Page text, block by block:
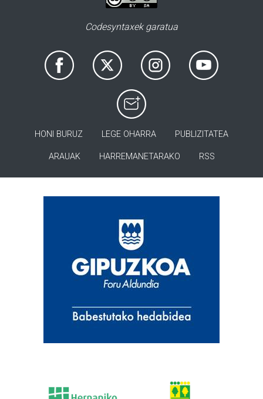
Codesyntaxek garatua
HONI BURUZ LEGE OHARRA PUBLIZITATEA
ARAUAK HARREMANETARAKO RSS